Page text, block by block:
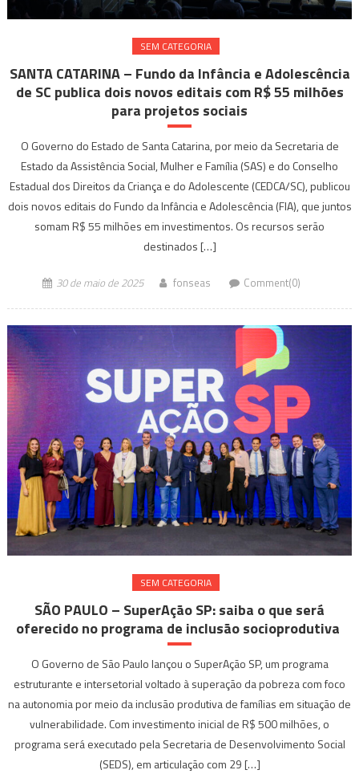
SEM CATEGORIA
SANTA CATARINA – Fundo da Infância e Adolescência
de SC publica dois novos editais com R$ 55 milhões
para projetos sociais
O Governo do Estado de Santa Catarina, por meio da Secretaria de
Estado da Assistência Social, Mulher e Família (SAS) e do Conselho
Estadual dos Direitos da Criança e do Adolescente (CEDCA/SC), publicou
dois novos editais do Fundo da Infância e Adolescência (FIA), que juntos
somam R$ 55 milhões em investimentos. Os recursos serão
destinados […]
30 de maio de 2025 fonseas Comment(0)
SEM CATEGORIA
SÃO PAULO – SuperAção SP: saiba o que será
oferecido no programa de inclusão socioprodutiva
O Governo de São Paulo lançou o SuperAção SP, um programa
estruturante e intersetorial voltado à superação da pobreza com foco
na autonomia por meio da inclusão produtiva de famílias em situação de
vulnerabilidade. Com investimento inicial de R$ 500 milhões, o
programa será executado pela Secretaria de Desenvolvimento Social
(SEDS), em articulação com 29 […]